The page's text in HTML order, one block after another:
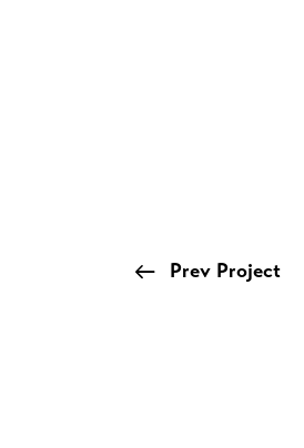
Prev Project